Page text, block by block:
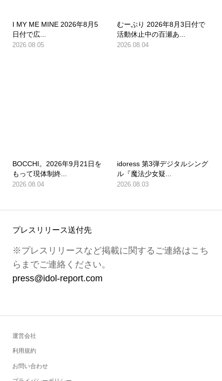
I MY ME MINE 2026年8月5
日付で広...
2026.08.05
むーぷり 2026年8月3日付で
活動休止中の百瀬あ...
2026.08.04
BOCCHI。2026年9月21日を
もって現体制終...
2026.08.04
idoress 第3弾デジタルシング
ル『魔法少女疑...
2026.08.03
プレスリリース送付先
※プレスリリースなど掲載に関するご連絡はこち
らまでご連絡ください。
press@idol-report.com
運営会社
利用規約
お問い合わせ